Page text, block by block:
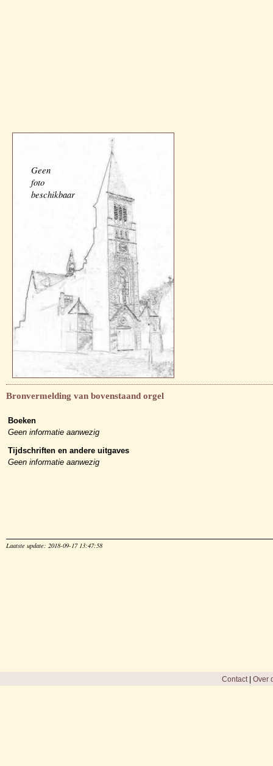
Geen
foto
beschikbaar
Bronvermelding van bovenstaand orgel
Boeken
Geen informatie aanwezig
Tijdschriften en andere uitgaves
Geen informatie aanwezig
Laatste update: 2018-09-17 13:47:58
Contact| Over